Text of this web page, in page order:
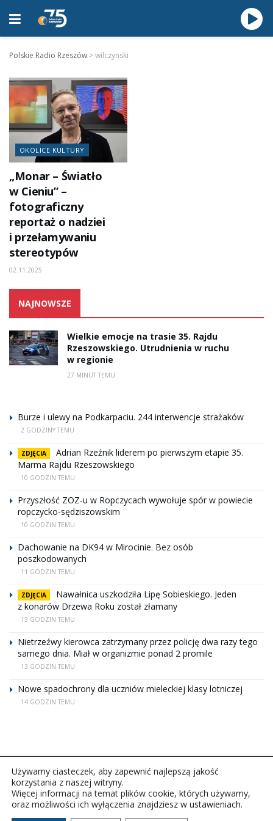
Polskie Radio Rzeszów >wilczynski
OKOLICE KULTURY
„Monar – Światło
w Cieniu” –
fotograficzny
reportaż o nadziei
i przełamywaniu
stereotypów
02.11.2025
NAJNOWSZE
Wielkie emocje na trasie 35. Rajdu
Rzeszowskiego. Utrudnienia w ruchu
w regionie
27 MINUT TEMU
Burze i ulewy na Podkarpaciu. 244 interwencje strażaków
2 GODZINY TEMU
ZDJĘCIA
Adrian Rzeźnik liderem po pierwszym etapie 35.
Marma Rajdu Rzeszowskiego
10 GODZIN TEMU
Przyszłość ZOZ-u w Ropczycach wywołuje spór w powiecie
ropczycko-sędziszowskim
10 GODZIN TEMU
Dachowanie na DK94 w Mirocinie. Bez osób
poszkodowanych
11 GODZIN TEMU
ZDJĘCIA
Nawałnica uszkodziła Lipę Sobieskiego. Jeden
z konarów Drzewa Roku został złamany
13 GODZIN TEMU
Nietrzeźwy kierowca zatrzymany przez policję dwa razy tego
samego dnia. Miał w organizmie ponad 2 promile
13 GODZIN TEMU
Nowe spadochrony dla uczniów mieleckiej klasy lotniczej
14 GODZIN TEMU
Copyright © 2026Polskie Radio Rzeszów S.A. w likwidacj.
Używamy ciasteczek, aby zapewnić najlepszą jakość
korzystania z naszej witryny.
Więcej informacji na temat plików cookie, których używamy,
oraz możliwości ich wyłączenia znajdziesz w ustawieniach.